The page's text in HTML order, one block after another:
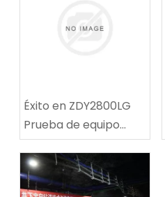
Éxito en ZDY2800LG
Prueba de equipo
técnico de
perforación espiral de
alta velocidad